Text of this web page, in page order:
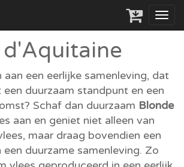
een eerlijke samenleving, dat
duurzaam standpunt en een
Schaf dan duurzaam Blonde
aan en geniet niet alleen van
maar draag bovendien een
duurzame samenleving. Zo